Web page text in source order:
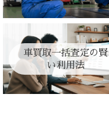
車買取一括査定の賢
い利用法